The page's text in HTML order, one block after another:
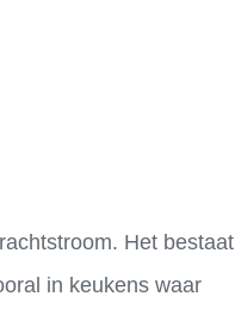
Het bestaat
in keukens waar